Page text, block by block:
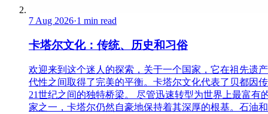
7 Aug 2026·1 min read
卡塔尔文化：传统、历史和习俗
欢迎来到这个迷人的探索，关于一个国家，它在祖先遗
代性之间取得了完美的平衡。卡塔尔文化代表了贝都因
21世纪之间的独特桥梁。 尽管迅速转型为世界上最富有
家之一，卡塔尔仍然自豪地保持着其深厚的根基。石油